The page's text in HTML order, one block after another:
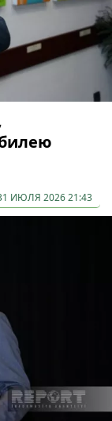
ИЮЛЯ 2026 21:43